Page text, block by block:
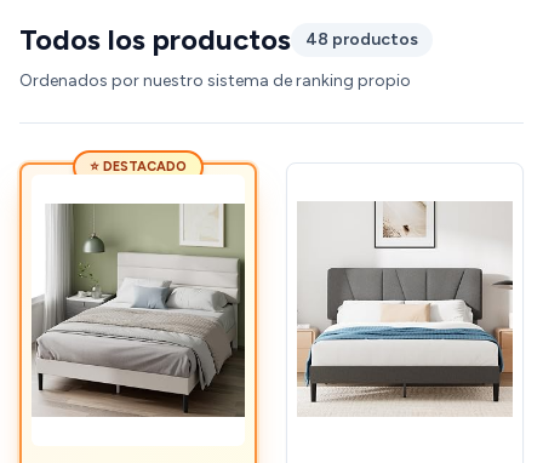
Todos los productos
48 productos
Ordenados por nuestro sistema de ranking propio
⭐ DESTACADO